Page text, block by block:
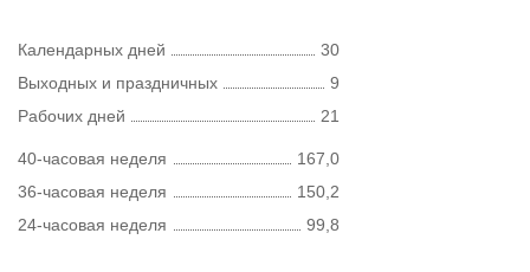
Календарных дней
30
Выходных и праздничных
9
Рабочих дней
21
40-часовая неделя
167,0
36-часовая неделя
150,2
24-часовая неделя
99,8